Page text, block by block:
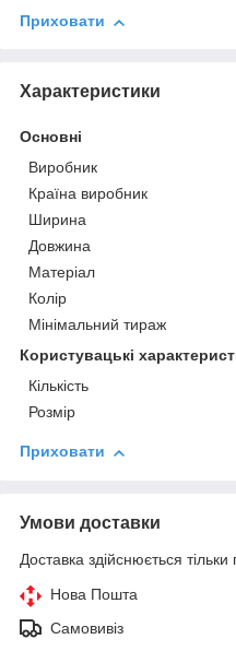
Приховати
Характеристики
Основні
Виробник
Країна виробник
Ширина
Довжина
Матеріал
Колір
Мінімальний тираж
Користувацькі
Кількість
Розмір
Приховати
Умови доставки
Доставка здійснюється
Нова Пошта
Самовивіз